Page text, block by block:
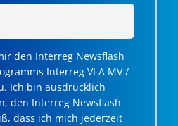
den Interreg Newsflash
Interreg VI A MV /
Ich bin ausdrücklich
den Interreg Newsflash
dass ich mich jederzeit